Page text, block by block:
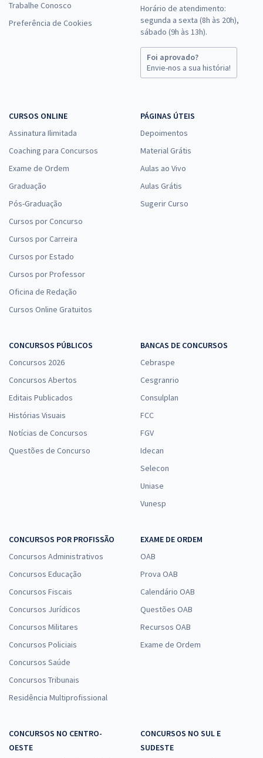
Trabalhe Conosco
Preferência de Cookies
Horário de atendimento:
segunda a sexta (8h às 20h),
sábado (9h às 13h).
Foi aprovado?
Envie-nos a sua história!
CURSOS ONLINE
Assinatura Ilimitada
Coaching para Concursos
Exame de Ordem
Graduação
Pós-Graduação
Cursos por Concurso
Cursos por Carreira
Cursos por Estado
Cursos por Professor
Oficina de Redação
Cursos Online Gratuitos
PÁGINAS ÚTEIS
Depoimentos
Material Grátis
Aulas ao Vivo
Aulas Grátis
Sugerir Curso
CONCURSOS PÚBLICOS
Concursos 2026
Concursos Abertos
Editais Publicados
Histórias Visuais
Notícias de Concursos
Questões de Concurso
BANCAS DE CONCURSOS
Cebraspe
Cesgranrio
Consulplan
FCC
FGV
Idecan
Selecon
Uniase
Vunesp
CONCURSOS POR PROFISSÃO
Concursos Administrativos
Concursos Educação
Concursos Fiscais
Concursos Jurídicos
Concursos Militares
Concursos Policiais
Concursos Saúde
Concursos Tribunais
Residência Multiprofissional
EXAME DE ORDEM
OAB
Prova OAB
Calendário OAB
Questões OAB
Recursos OAB
Exame de Ordem
CONCURSOS NO CENTRO-
OESTE
CONCURSOS NO SUL E
SUDESTE